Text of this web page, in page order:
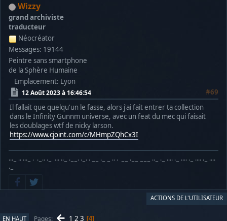
Wizzy
grand archiviste
traducteur
Néocréator
Messages: 19144
Peintre sans smartphone
de la Sphère Humaine
Emplacement: Lyon
12 Août 2023 à 16:46:54
#69
Il fallait que quelqu'un le fasse, alors j'ai fait entrer ta collection
dans le Infinity Gunnm universe, avec un feat du mec qui faisait
les doublages wtf de nicky larson.
https://www.cjoint.com/c/MHmpZQhCx3I
···− ·· ···− · ·−·· ·− ··· ··− ·−−· ·−· · −− ·− − ·· · −− ·−− −−− ··− ·− ···· ·− ···· ·− ···· ·− ····
·−
ACTIONS DE L'UTILISATEUR
EN HAUT Pages 1 2 3 4